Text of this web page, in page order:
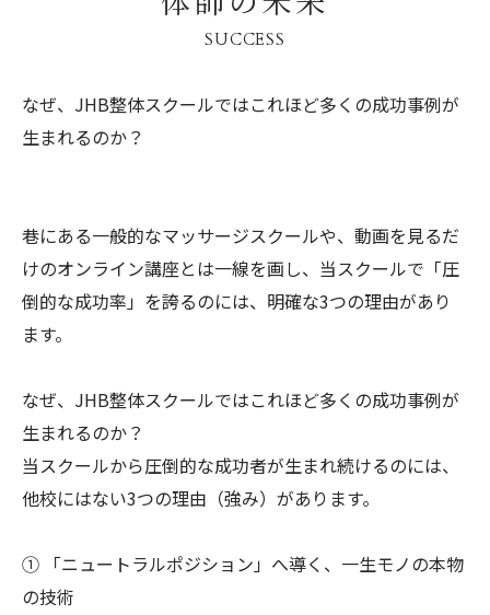
SUCCESS
なぜ、JHB整体スクールではこれほど多くの成功事例が
生まれるのか？
巷にある一般的なマッサージスクールや、動画を見るだ
けのオンライン講座とは一線を画し、当スクールで「圧
倒的な成功率」を誇るのには、明確な3つの理由があり
ます。
なぜ、JHB整体スクールではこれほど多くの成功事例が
生まれるのか？
当スクールから圧倒的な成功者が生まれ続けるのには、
他校にはない3つの理由（強み）があります。
① 「ニュートラルポジション」へ導く、一生モノの本物
の技術